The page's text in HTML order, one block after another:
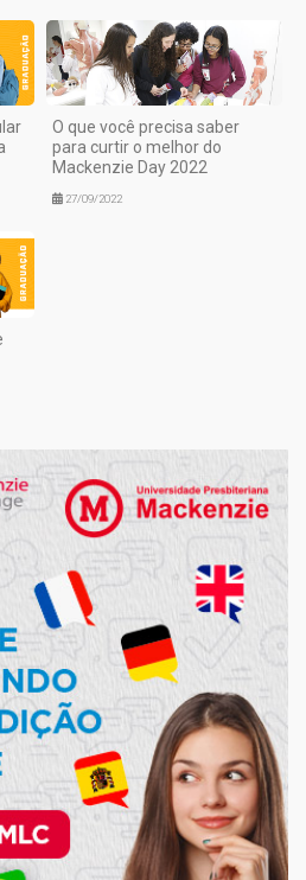
O que você precisa saber
para curtir o melhor do
Mackenzie Day 2022
27/09/2022